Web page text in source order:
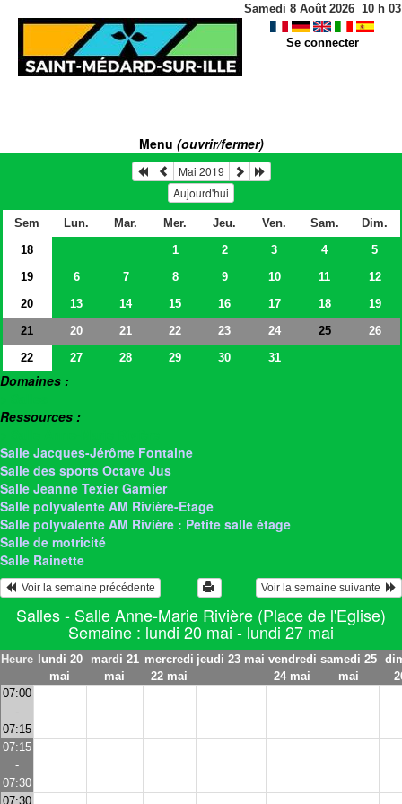
Samedi 8 Août 2026 10h 03
Se connecter
Menu (ouvrir/fermer)
Mai 2019
Aujourd'hui
Sem Lun. Mar. Mer. Jeu. Ven. Sam.
Dim.
18
1 2 3 4
5
19
6 7 8 9 10 11
12
20
13 14 15 16 17 18
19
21
20 21 22 23 24 25
26
22
27 28 29 30 31
Domaines :
Ressources :
Salle Jacques-Jérôme Fontaine
Salle des sports Octave Jus
Salle Jeanne Texier Garnier
Salle polyvalente AM Rivière-Etage
Salle polyvalente AM Rivière : Petite salle étage
Salle de motricité
Salle Rainette
  Voir la semaine précédente
Voir la semaine suivante
Salles - Salle Anne-Marie Rivière (Place de l'Eglise)
Semaine : lundi 20 mai - lundi 27 mai
Heure lundi 20
mai
mardi 21
mai
mercredi
22 mai
jeudi 23 mai vendredi
24 mai
samedi 25
mai
07:00
-
07:15
07:15
-
07:30
07:30